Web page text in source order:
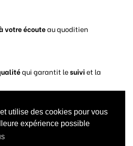
utilise des cookies pour vous
expérience possible
votre écouteau quoditien
qui garantit lesuiviet la
commandesouvertes 24h/24